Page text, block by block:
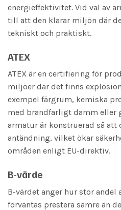
energieffektivitet. Vid val av
till att den klarar miljön där
tekniskt och praktiskt.
ATEX
ATEX är en certifiering för
miljöer där det finns
exempel färgrum, kemiska
med brandfarligt damm eller
armatur är konstruerad så att
antändning, vilket ökar
områden enligt EU-direktiv.
B-värde
B-värdet anger hur stor andel
förväntas prestera sämre än